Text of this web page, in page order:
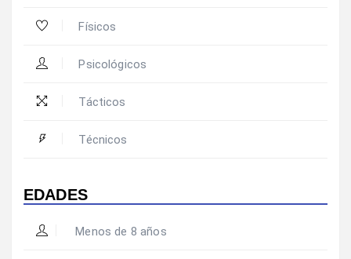
Físicos
Psicológicos
Tácticos
Técnicos
EDADES
Menos de 8 años